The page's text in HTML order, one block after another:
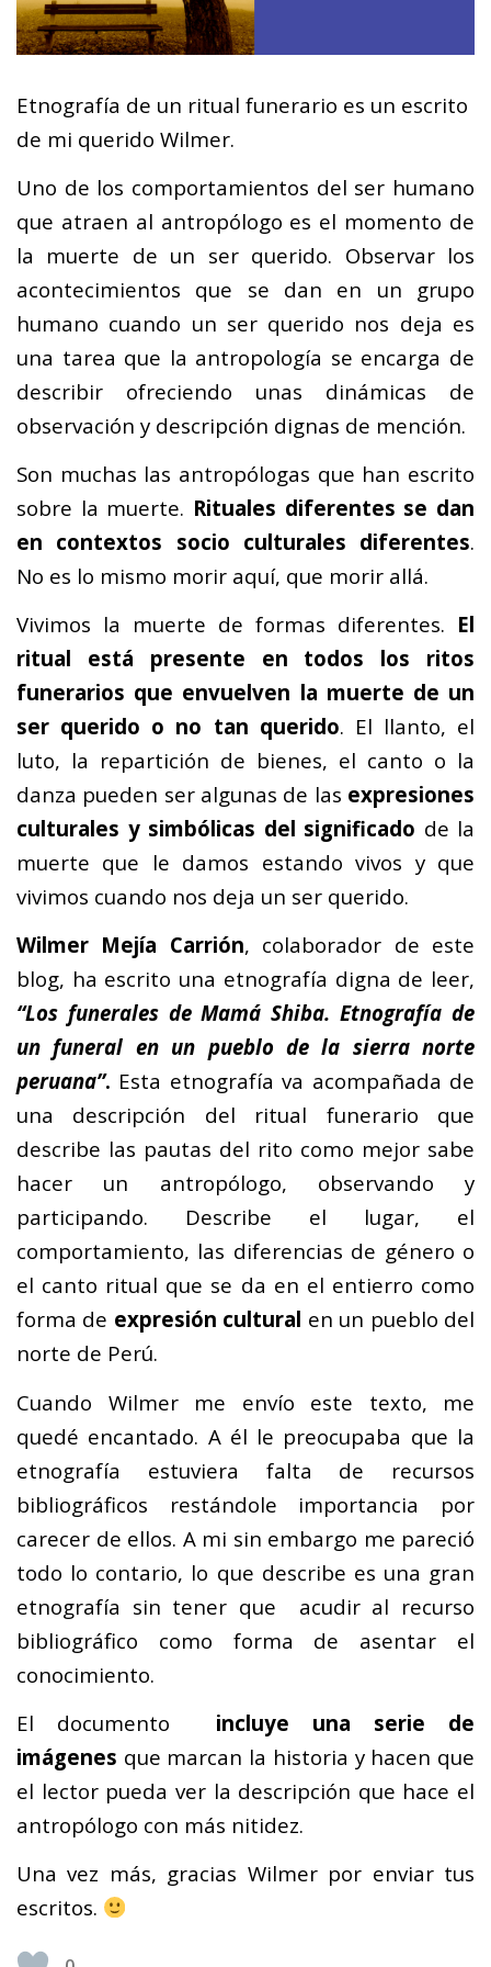
Etnografía de un ritual funerario es un escrito
de mi querido Wilmer.
Uno de los comportamientos del ser humano
que atraen al antropólogo es el momento de
la muerte de un ser querido. Observar los
acontecimientos que se dan en un grupo
humano cuando un ser querido nos deja es
una tarea que la antropología se encarga de
describir ofreciendo unas dinámicas de
observación y descripción dignas de mención.
Son muchas las antropólogas que han escrito
sobre la muerte. Rituales diferentes se dan
en contextos socio culturales diferentes.
No es lo mismo morir aquí, que morir allá.
Vivimos la muerte de formas diferentes. El
ritual está presente en todos los ritos
funerarios que envuelven la muerte de un
ser querido o no tan querido. El llanto, el
luto, la repartición de bienes, el canto o la
danza pueden ser algunas de las expresiones
culturales y simbólicas del significado de la
muerte que le damos estando vivos y que
vivimos cuando nos deja un ser querido.
Wilmer Mejía Carrión, colaborador de este
blog, ha escrito una etnografía digna de leer,
“Los funerales de Mamá Shiba. Etnografía de
un funeral en un pueblo de la sierra norte
peruana”. Esta etnografía va acompañada de
una descripción del ritual funerario que
describe las pautas del rito como mejor sabe
hacer un antropólogo, observando y
participando. Describe el lugar, el
comportamiento, las diferencias de género o
el canto ritual que se da en el entierro como
forma de expresión cultural en un pueblo del
norte de Perú.
Cuando Wilmer me envío este texto, me
quedé encantado. A él le preocupaba que la
etnografía estuviera falta de recursos
bibliográficos restándole importancia por
carecer de ellos. A mi sin embargo me pareció
todo lo contario, lo que describe es una gran
etnografía sin tener que acudir al recurso
bibliográfico como forma de asentar el
conocimiento.
El documento incluye una serie de
imágenes que marcan la historia y hacen que
el lector pueda ver la descripción que hace el
antropólogo con más nitidez.
Una vez más, gracias Wilmer por enviar tus
escritos.